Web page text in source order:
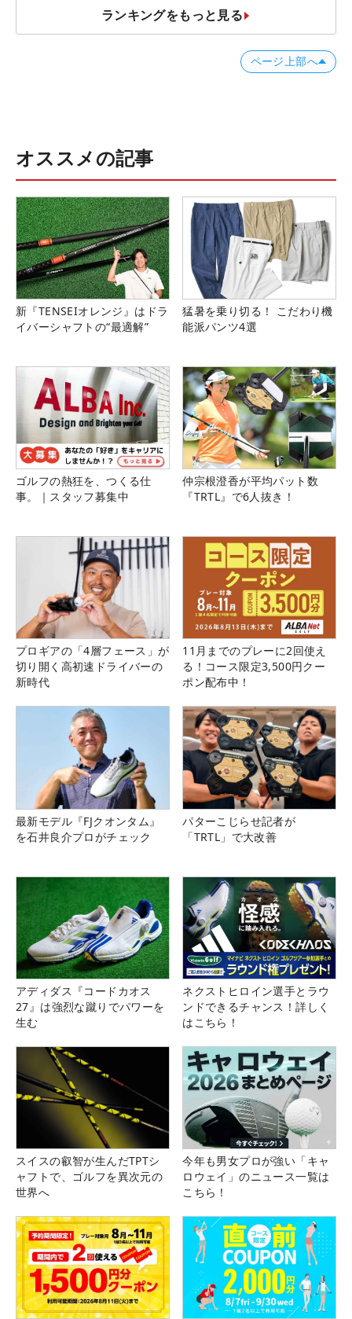
ランキングをもっと見る
ページ上部へ
オススメの記事
新『TENSEIオレンジ』はドラ
イバーシャフトの“最適解”
猛暑を乗り切る！ こだわり機
能派パンツ4選
ゴルフの熱狂を、つくる仕
事。｜スタッフ募集中
仲宗根澄香が平均パット数
『TRTL』で6人抜き！
プロギアの「4層フェース」が
切り開く高初速ドライバーの
新時代
11月までのプレーに2回使え
る！コース限定3,500円クー
ポン配布中！
最新モデル『FJクオンタム』
を石井良介プロがチェック
パターこじらせ記者が
「TRTL」で大改善
アディダス『コードカオス
27』は強烈な蹴りでパワーを
生む
ネクストヒロイン選手とラウ
ンドできるチャンス！詳しく
はこちら！
スイスの叡智が生んだTPTシ
ャフトで、ゴルフを異次元の
世界へ
今年も男女プロが強い「キャ
ロウェイ」のニュース一覧は
こちら！